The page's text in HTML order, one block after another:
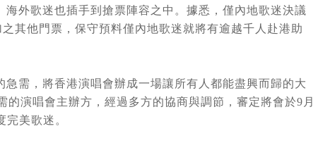
海外歌迷也插手到搶票陣容之中。據悉，僅內地歌迷決議
其他門票，保守預料僅內地歌迷就將有逾越千人赴港助
急需，將香港演唱會辦成一場讓所有人都能盡興而歸的大
的演唱會主辦方，經過多方的協商與調節，審定將會於9月
美歌迷。